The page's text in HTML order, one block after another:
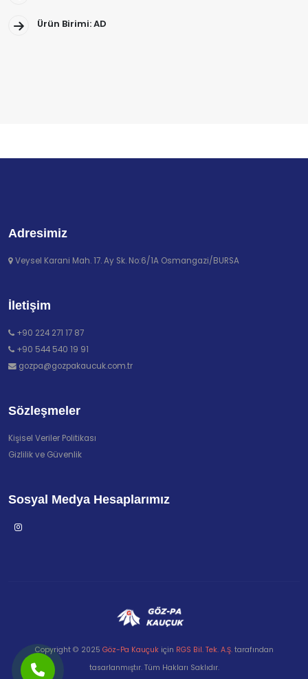
Ürün Birimi: AD
Adresimiz
Veysel Karani Mah. 17. Ay Sk. No:6/1A Osmangazi/BURSA
İletişim
+90 224 271 17 87
+90 544 540 19 91
gozpa@gozpakaucuk.com.tr
Sözleşmeler
Kişisel Veriler Politikası
Gizlilik ve Güvenlik
Sosyal Medya Hesaplarımız
Copyright © 2025 Göz-Pa Kauçukiçin RGS Bil. Tek. A.Ş.tarafından
tasarlanmıştır. Tüm Hakları Saklıdır.